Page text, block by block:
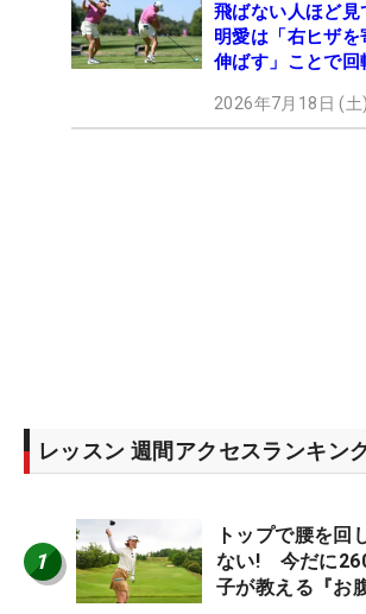
飛ばない人ほど
明愛は「右ヒザ
伸ばす」ことで回
2026年7月18日 (
レッスン 週間アクセスランキン
1
トップで腰を回
ない! 今だに
子が教える『お